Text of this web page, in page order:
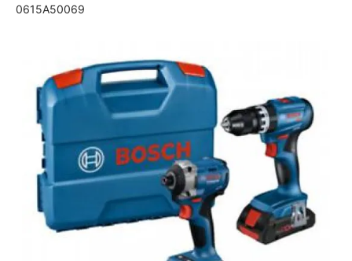
0615A50069